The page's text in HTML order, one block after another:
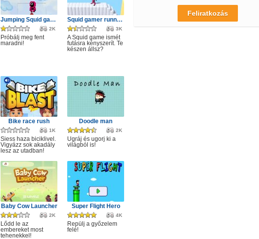
Jumping Squid game
2K
Próbálj meg fent
maradni!
Squid gamer runner obstacle
3K
A Squid game ismét
futásra kényszerít. Te
készen állsz?
Bike race rush
1K
Siess haza biciklivel.
Vigyázz sok akadály
lesz az utadban!
Doodle man
2K
Ugráj és ugorj ki a
világból is!
Baby Cow Launcher
2K
Lődd le az
embereket most
tehenekkel!
Super Flight Hero
4K
Repülj a győzelem
felé!
Feliratkozás